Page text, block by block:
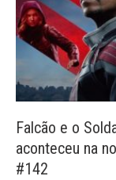
Falcão e o
aconteceu na
#142